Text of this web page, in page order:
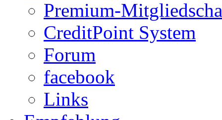
Premium-
CreditPoint System
Forum
facebook
Links